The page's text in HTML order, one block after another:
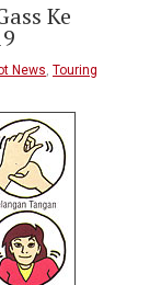
Ke
News, Touring